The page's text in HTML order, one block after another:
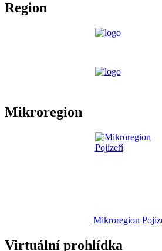
Region
Mikroregion
Mikroregion
Virtuální prohlídka